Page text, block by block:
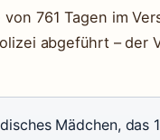
761 Tagen im
abgeführt – der
Mädchen, das